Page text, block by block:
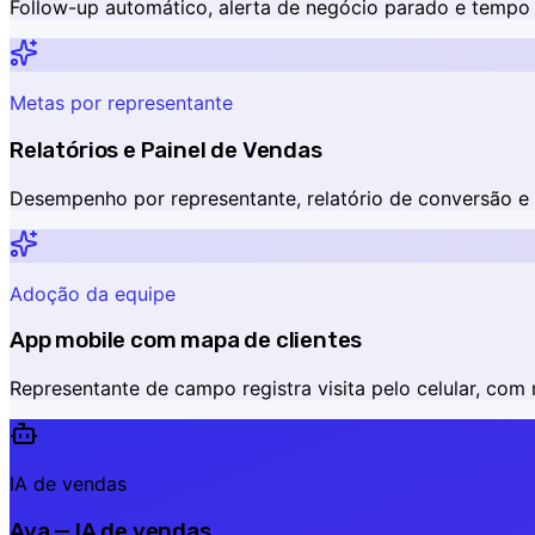
Follow-up automático, alerta de negócio parado e
Metas por representante
Relatórios e Painel de Vendas
Desempenho por representante, relatório de conversão
Adoção da equipe
App mobile com mapa de clientes
Representante de campo registra visita pelo celular,
IA de vendas